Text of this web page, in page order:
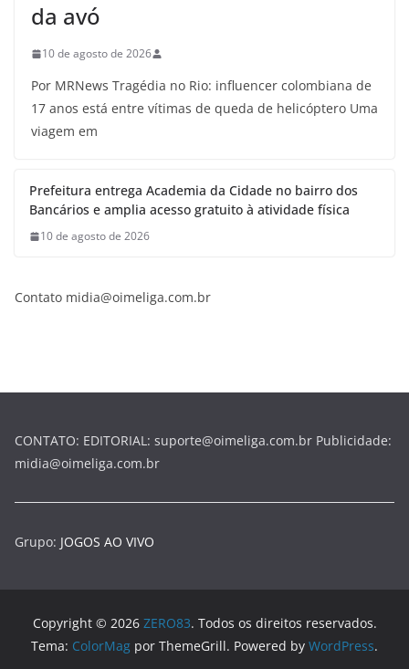
da avó
10 de agosto de 2026
Por MRNews Tragédia no Rio: influencer colombiana de
17 anos está entre vítimas de queda de helicóptero Uma
viagem em
Prefeitura entrega Academia da Cidade no bairro dos
Bancários e amplia acesso gratuito à atividade física
10 de agosto de 2026
Contato midia@oimeliga.com.br
CONTATO: EDITORIAL: suporte@oimeliga.com.br Publicidade:
midia@oimeliga.com.br
Grupo: JOGOS AO VIVO
Copyright © 2026 ZERO83. Todos os direitos reservados.
Tema: ColorMag por ThemeGrill. Powered by WordPress.